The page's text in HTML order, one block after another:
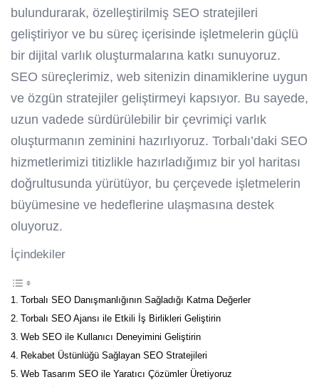
bulundurarak, özelleştirilmiş SEO stratejileri
geliştiriyor ve bu süreç içerisinde işletmelerin güçlü
bir dijital varlık oluşturmalarına katkı sunuyoruz.
SEO süreçlerimiz, web sitenizin dinamiklerine uygun
ve özgün stratejiler geliştirmeyi kapsıyor. Bu sayede,
uzun vadede sürdürülebilir bir çevrimiçi varlık
oluşturmanın zeminini hazırlıyoruz. Torbalı’daki SEO
hizmetlerimizi titizlikle hazırladığımız bir yol haritası
doğrultusunda yürütüyor, bu çerçevede işletmelerin
büyümesine ve hedeflerine ulaşmasına destek
oluyoruz.
İçindekiler
Torbalı SEO Danışmanlığının Sağladığı Katma Değerler
Torbalı SEO Ajansı ile Etkili İş Birlikleri Geliştirin
Web SEO ile Kullanıcı Deneyimini Geliştirin
Rekabet Üstünlüğü Sağlayan SEO Stratejileri
Web Tasarım SEO ile Yaratıcı Çözümler Üretiyoruz